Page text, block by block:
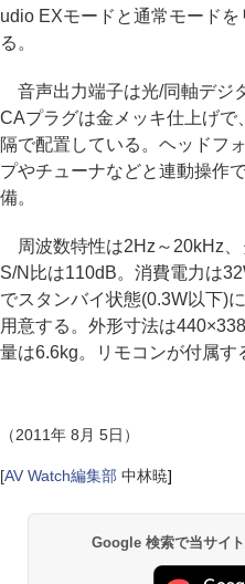
udio EXモードと通常モード
る。
音声出力端子は光/同軸デジ
CAプラグは金メッキ仕上げで
隔で配置している。ヘッドフ
プやチューナなどと連動操作
備。
周波数特性は2Hz～20kHz、
S/N比は110dB。消費電力は
でスタンバイ状態(0.3W以下)
用意する。外形寸法は
量は6.6kg。リモコンが付属す
（2011年 8月 5日）
[AV Watch編集部 中林暁]
Google 検索で当サイ